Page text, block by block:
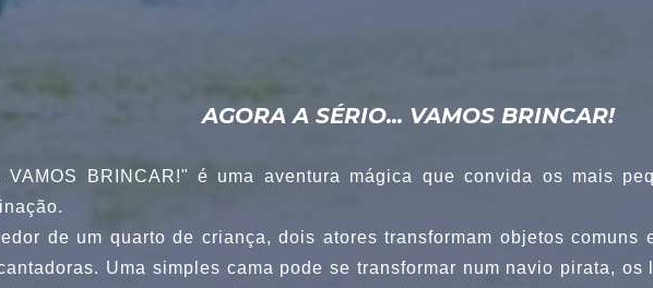
AGORA A SÉRIO... VAMOS BRINCAR!
BRINCAR!" é uma aventura mágica que convida os mais
de um quarto de criança, dois atores transformam objetos comuns
Uma simples cama pode se transformar num navio pirata,